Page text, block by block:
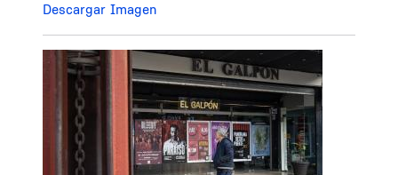
Descargar Imagen